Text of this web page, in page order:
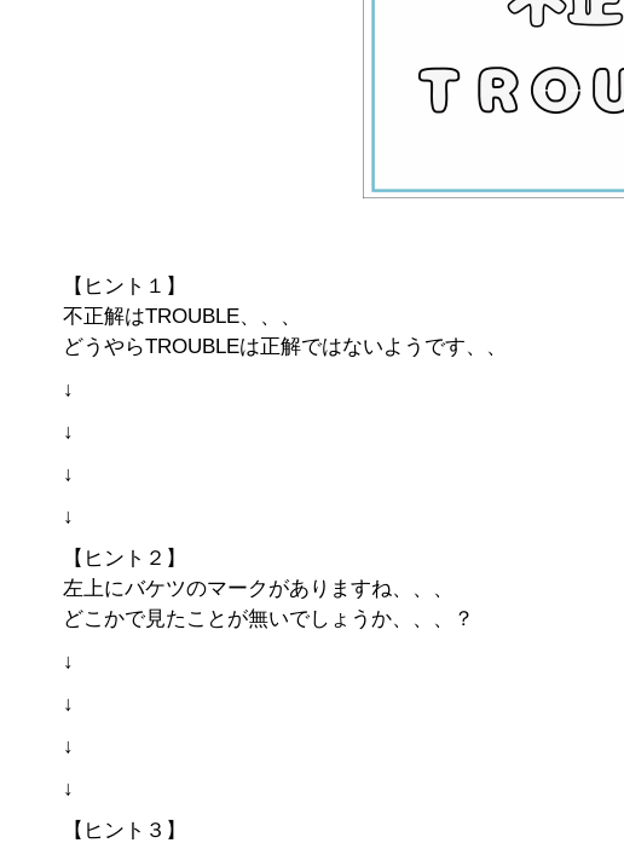
【ヒント１】
不正解はTROUBLE、、、
どうやらTROUBLEは正解ではないようです、、
↓
↓
↓
↓
【ヒント２】
左上にバケツのマークがありますね、、、
どこかで見たことが無いでしょうか、、、？
↓
↓
↓
↓
【ヒント３】